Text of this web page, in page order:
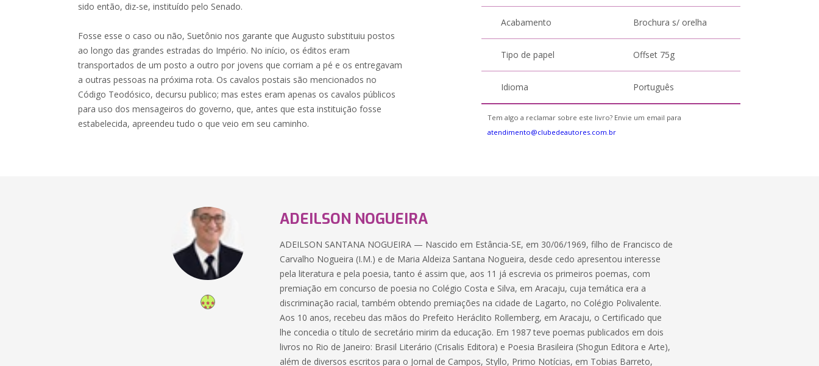
sido então, diz-se, instituído pelo Senado.
Fosse esse o caso ou não, Suetônio nos garante que Augusto substituiu postos
ao longo das grandes estradas do Império. No início, os éditos eram
transportados de um posto a outro por jovens que corriam a pé e os entregavam
a outras pessoas na próxima rota. Os cavalos postais são mencionados no
Código Teodósico, decursu publico; mas estes eram apenas os cavalos públicos
para uso dos mensageiros do governo, que, antes que esta instituição fosse
estabelecida, apreendeu tudo o que veio em seu caminho.
Acabamento Brochura s/ orelha
Tipo de papel Offset 75g
Idioma Português
Tem algo a reclamar sobre este livro? Envie um email para
atendimento@clubedeautores.com.br
ADEILSON NOGUEIRA
ADEILSON SANTANA NOGUEIRA — Nascido em Estância-SE, em 30/06/1969, filho de Francisco de
Carvalho Nogueira (I.M.) e de Maria Aldeiza Santana Nogueira, desde cedo apresentou interesse
pela literatura e pela poesia, tanto é assim que, aos 11 já escrevia os primeiros poemas, com
premiação em concurso de poesia no Colégio Costa e Silva, em Aracaju, cuja temática era a
discriminação racial, também obtendo premiações na cidade de Lagarto, no Colégio Polivalente.
Aos 10 anos, recebeu das mãos do Prefeito Heráclito Rollemberg, em Aracaju, o Certificado que
lhe concedia o título de secretário mirim da educação. Em 1987 teve poemas publicados em dois
livros no Rio de Janeiro: Brasil Literário (Crisalis Editora) e Poesia Brasileira (Shogun Editora e Arte),
além de diversos escritos para o Jornal de Campos, Styllo, Primo Notícias, em Tobias Barreto,